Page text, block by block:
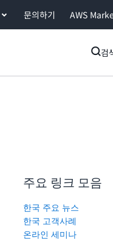
문의하기 AWS
검
주요 링크 모음
한국 주요 뉴스
한국 고객사례
온라인 세미나